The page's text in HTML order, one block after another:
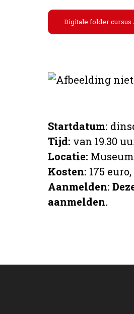
Digitale folder cursus
Startdatum:
Tijd: van 19.30
Locatie:
Kosten: 175
Aanmelden:
aanmelden.